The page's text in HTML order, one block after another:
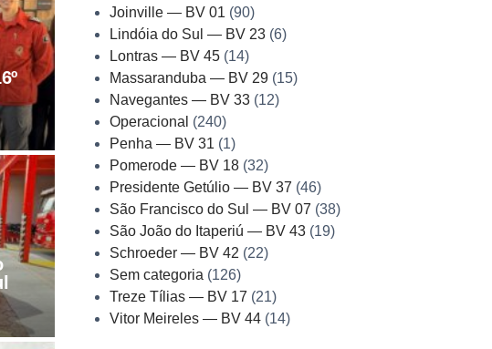
Joinville — BV 01 (90)
Lindóia do Sul — BV 23(6)
Lontras — BV 45(14)
Massaranduba — BV 29(15)
Navegantes — BV 33(12)
Operacional (240)
Penha — BV 31 (1)
Pomerode — BV 18(32)
Presidente Getúlio — BV 37 (46)
São Francisco do Sul — BV 07 (38)
São João do Itaperiú — BV 43(19)
Schroeder — BV 42 (22)
Sem categoria (126)
Treze Tílias — BV 17 (21)
Vitor Meireles — BV 44(14)